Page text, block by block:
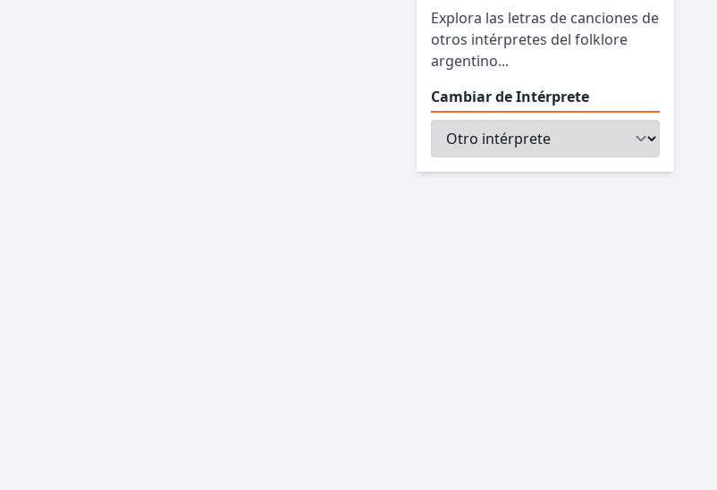
Explora las letras de canciones de
otros intérpretes del folklore
argentino...
Cambiar de Intérprete